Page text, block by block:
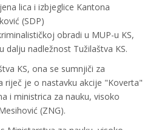
lica i izbjeglice Kantona
(SDP)
obradi u MUP-u KS,
dalju nadležnost Tužilaštva KS.
KS, ona se sumnjiči za
riječ je o nastavku akcije "Koverta"
i ministrica za nauku, visoko
(ZNG).